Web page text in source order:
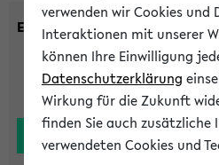
Einrichtung:
verwenden wir Cookies und
Interaktionen mit unserer
können Ihre Einwilligung
Datenschutzerklärung
Wirkung für die Zukunft
finden Sie auch
verwendeten Cookies und